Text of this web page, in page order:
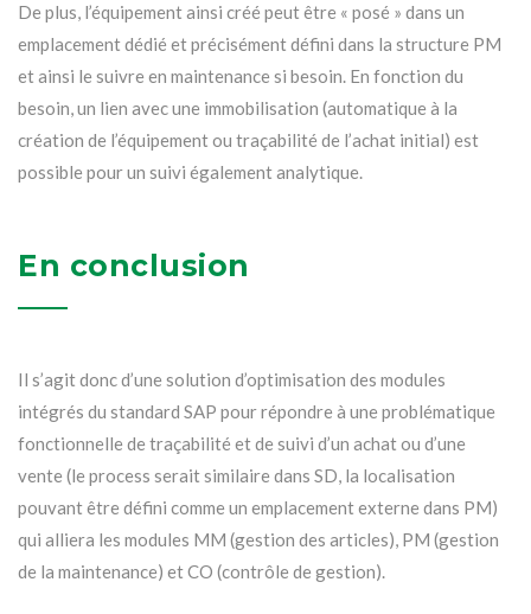
De plus, l’équipement ainsi créé peut être « posé » dans un
emplacement dédié et précisément défini dans la structure PM
et ainsi le suivre en maintenance si besoin. En fonction du
besoin, un lien avec une immobilisation (automatique à la
création de l’équipement ou traçabilité de l’achat initial) est
possible pour un suivi également analytique.
En conclusion
Il s’agit donc d’une solution d’optimisation des modules
intégrés du standard SAP pour répondre à une problématique
fonctionnelle de traçabilité et de suivi d’un achat ou d’une
vente (le process serait similaire dans SD, la localisation
pouvant être défini comme un emplacement externe dans PM)
qui alliera les modules MM (gestion des articles), PM (gestion
de la maintenance) et CO (contrôle de gestion).